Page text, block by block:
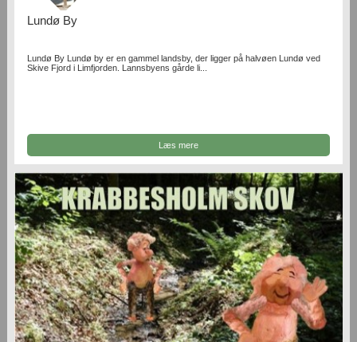
Lundø By
Lundø By Lundø by er en gammel landsby, der ligger på halvøen Lundø ved
Skive Fjord i Limfjorden. Lannsbyens gårde li...
Læs mere